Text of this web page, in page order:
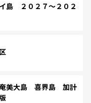
島 ２０２７～２０２
美大島 喜界島 加計